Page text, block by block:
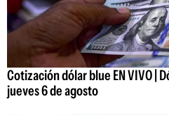
Cotización dólar blue EN VIVO |
jueves 6 de agosto